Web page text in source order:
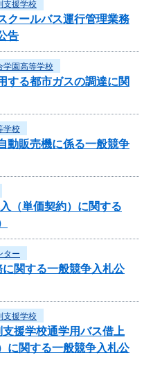
支援学校
クールバス運行管理業務
告
学園高等学校
する都市ガスの調達に関
学校
動販売機に係る一般競争
（単価契約）に関する
ター
関する一般競争入札公
支援学校
援学校通学用バス借上
に関する一般競争入札公